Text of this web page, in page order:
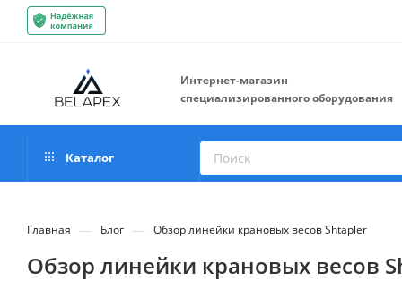
Интернет-магазин
специализированного оборудования
Каталог
Главная — Блог — Обзор линейки крановых весов Shtapler
Обзор линейки крановых весов